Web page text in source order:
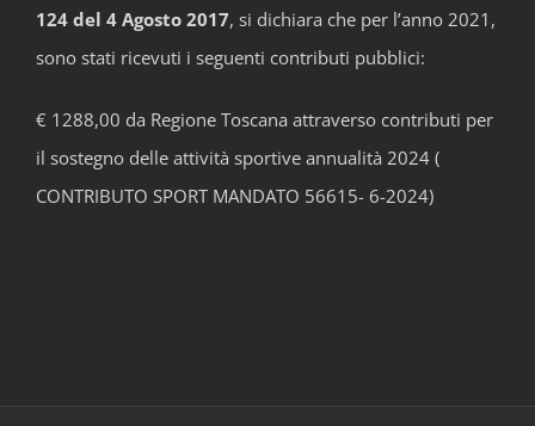
124 del 4 Agosto 2017, si dichiara che per l’anno 2021,
sono stati ricevuti i seguenti contributi pubblici:
€ 1288,00 da Regione Toscana attraverso contributi per
il sostegno delle attività sportive annualità 2024 (
CONTRIBUTO SPORT MANDATO 56615- 6-2024)